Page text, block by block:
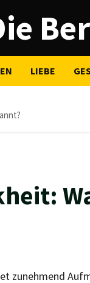
LIEBE
zunehmend